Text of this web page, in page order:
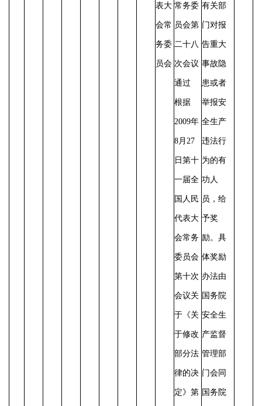
表大
会常
务委
员会
常务委
员会第
二十八
次会议
通过
根据
2009年
8月27
日第十
一届全
国人民
代表大
会常务
委员会
第十次
会议关
于《关
于修改
部分法
律的决
定》第
有关部
门对报
告重大
事故隐
患或者
举报安
全生产
违法行
为的有
功人
员，给
予奖
励。具
体奖励
办法由
国务院
安全生
产监督
管理部
门会同
国务院